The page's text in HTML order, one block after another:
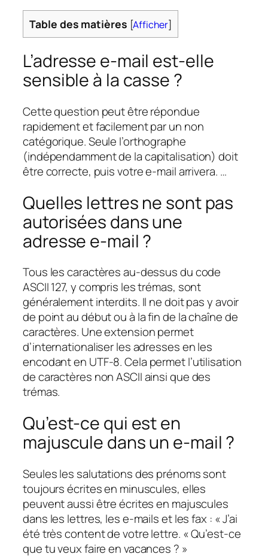
Table des matières [Afficher]
L’adresse e-mail est-elle
sensible à la casse ?
Cette question peut être répondue
rapidement et facilement par un non
catégorique. Seule l’orthographe
(indépendamment de la capitalisation) doit
être correcte, puis votre e-mail arrivera. …
Quelles lettres ne sont pas
autorisées dans une
adresse e-mail ?
Tous les caractères au-dessus du code
ASCII 127, y compris les trémas, sont
généralement interdits. Il ne doit pas y avoir
de point au début ou à la fin de la chaîne de
caractères. Une extension permet
d’internationaliser les adresses en les
encodant en UTF-8. Cela permet l’utilisation
de caractères non ASCII ainsi que des
trémas.
Qu’est-ce qui est en
majuscule dans un e-mail ?
Seules les salutations des prénoms sont
toujours écrites en minuscules, elles
peuvent aussi être écrites en majuscules
dans les lettres, les e-mails et les fax : « J’ai
été très content de votre lettre. « Qu’est-ce
que tu veux faire en vacances ? »